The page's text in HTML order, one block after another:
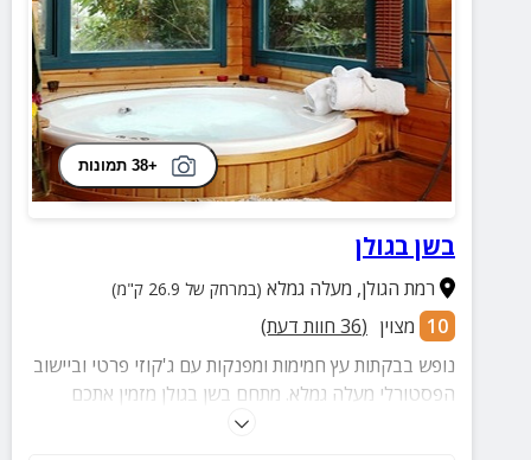
+38 תמונות
בשן בגולן
רמת הגולן, מעלה גמלא (במרחק של 26.9 ק"מ)
10 מצוין (
36 חוות דעת)
נופש בבקתות עץ חמימות ומפנקות עם ג'קוזי פרטי וביישוב
הפסטורלי מעלה גמלא. מתחם בשן בגולן מזמין אתכם
ליהנות גם ממרפסת פרטית וחצר עם בריכה מרעננת. ניתן